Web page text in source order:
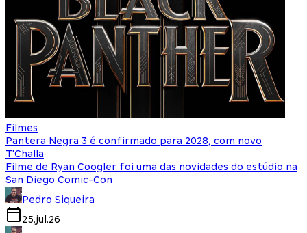
Filmes
Pantera Negra 3 é confirmado para 2028, com novo
T'Challa
Filme de Ryan Coogler foi uma das novidades do estúdio na
San Diego Comic-Con
Pedro Siqueira
25.jul.26